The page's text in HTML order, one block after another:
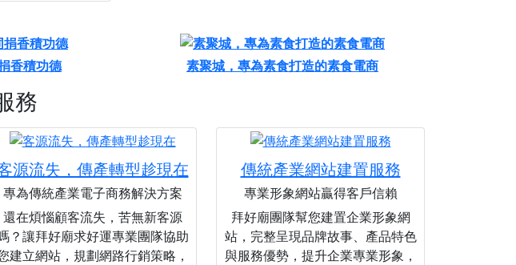
香積功德 素聚城，專為素食打造的素食電商
務
源流失，傳產轉型趁現在
專為傳統產業電子商務解決方案
還在煩惱顧客流失，苦無新客源
？讓拜好廟求好運專業團隊協助
建立網站，規劃網路行銷策略，
傳統產業網站建置服務
專業形象網站贏得客戶信賴
拜好廟團隊幫您建置企業形象網
站，完整呈現品牌故事、產品特色
與服務優勢，提升企業專業形象，